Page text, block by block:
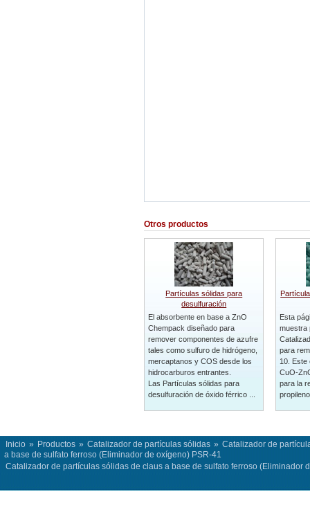
Otros productos
Partículas sólidas para
desulfuración
El absorbente en base a ZnO
Chempack diseñado para
remover componentes de azufre
tales como sulfuro de hidrógeno,
mercaptanos y COS desde los
hidrocarburos entrantes.
Las Partículas sólidas para
desulfuración de óxido férrico ...
Esta
muestra
para
10. Este
CuO-
para la
Inicio » Productos » Catalizador de partículas sólidas » Catalizador de
a base de sulfato ferroso (Eliminador de oxígeno) PSR-41
Catalizador de partículas sólidas de claus a base de sulfato ferroso (Eliminador